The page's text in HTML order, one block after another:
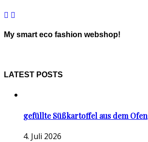
My smart eco fashion webshop!
LATEST POSTS
gefüllte Süßkartoffel aus dem Ofen
4. Juli 2026